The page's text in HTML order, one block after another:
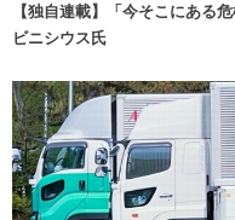
【独自連載】「今そこにある
ビニシウス氏